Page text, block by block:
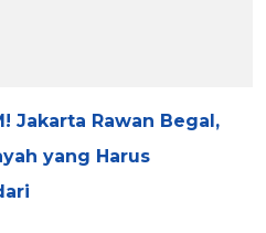
Jakarta Rawan Begal,
yang Harus